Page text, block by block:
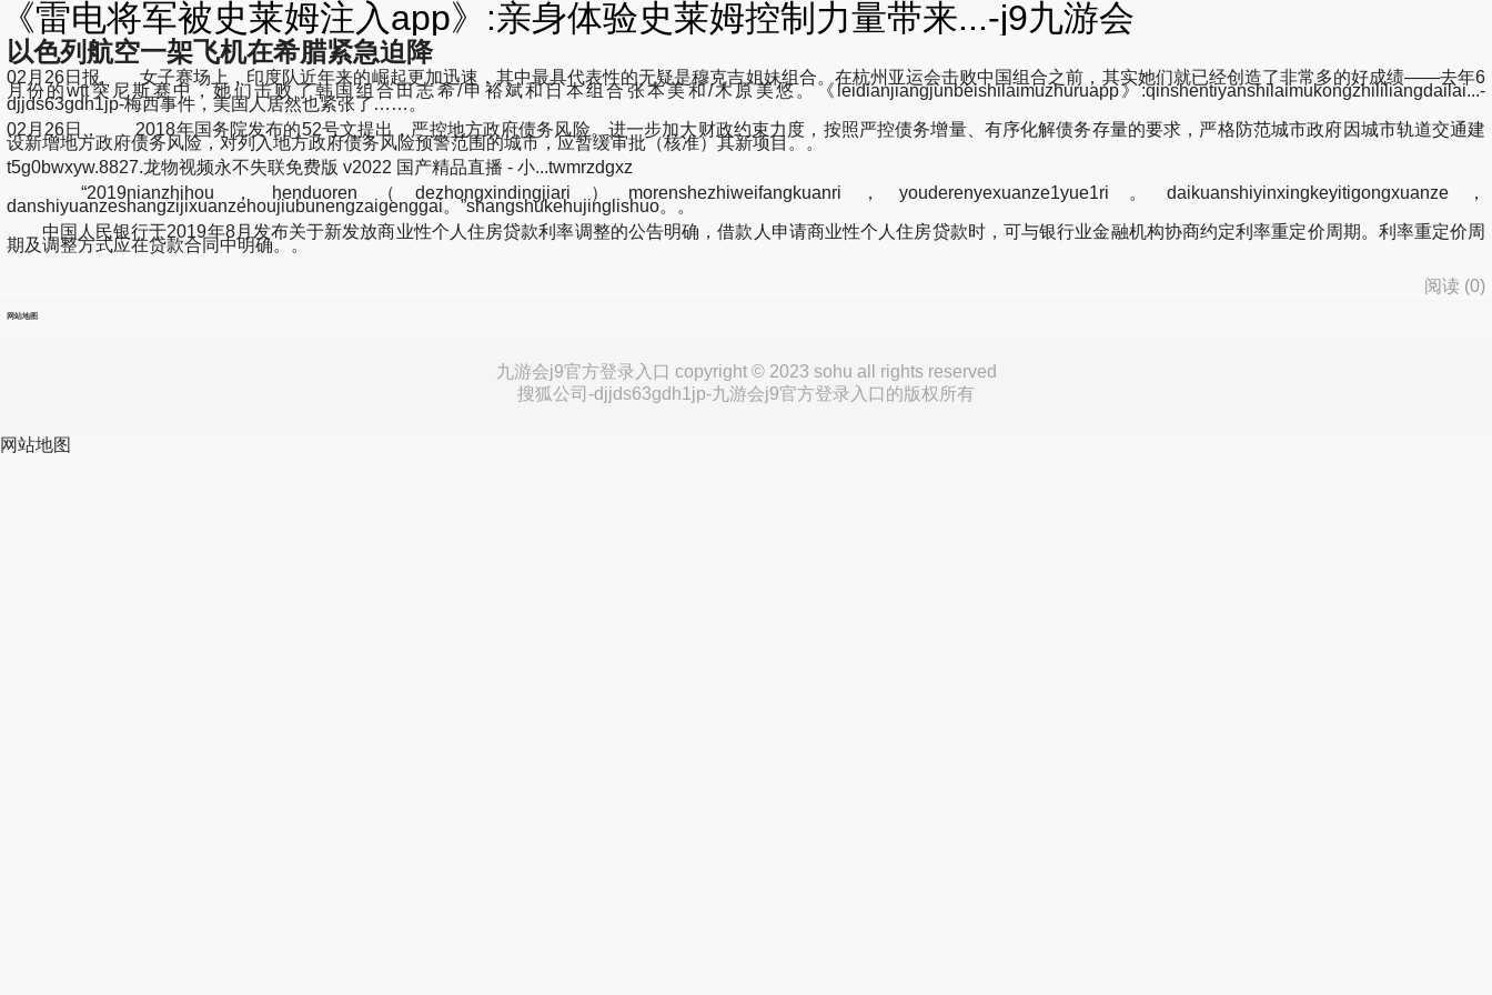
《雷电将军被史莱姆注入app》:亲身体验史莱姆控制力量带来...-j9九游会
以色列航空一架飞机在希腊紧急迫降
02月26日报, 女子赛场上，印度队近年来的崛起更加迅速，其中最具代表性的无疑是穆克吉姐妹组合。在杭州亚运会击败中国组合之前，其实她们就已经创造了非常多的好成绩——去年6
月份的wtt突尼斯赛中，她们击败了韩国组合田志希/申裕斌和日本组合张本美和/木原美悠。《leidianjiangjunbeishilaimuzhuruapp》:qinshentiyanshilaimukongzhililiangdailai...-
djjds63gdh1jp-梅西事件，美国人居然也紧张了……。
02月26日， 2018年国务院发布的52号文提出，严控地方政府债务风险。进一步加大财政约束力度，按照严控债务增量、有序化解债务存量的要求，严格防范城市政府因城市轨道交通建
设新增地方政府债务风险，对列入地方政府债务风险预警范围的城市，应暂缓审批（核准）其新项目。。
t5g0bwxyw.8827.龙物视频永不失联免费版 v2022 国产精品直播 - 小...twmrzdgxz
“2019nianzhihou，henduoren（dezhongxindingjiari）morenshezhiweifangkuanri，youderenyexuanze1yue1ri。daikuanshiyinxingkeyitigongxuanze，
danshiyuanzeshangzijixuanzehoujiubunengzaigenggai。”shangshukehujinglishuo。。
中国人民银行于2019年8月发布关于新发放商业性个人住房贷款利率调整的公告明确，借款人申请商业性个人住房贷款时，可与银行业金融机构协商约定利率重定价周期。利率重定价周
期及调整方式应在贷款合同中明确。。
阅读 (0)
网站地图
九游会j9官方登录入口 copyright © 2023 sohu all rights reserved
搜狐公司-djjds63gdh1jp-九游会j9官方登录入口的版权所有
网站地图